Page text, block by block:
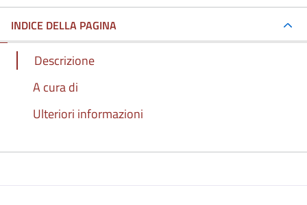
INDICE DELLA PAGINA
Descrizione
A cura di
Ulteriori informazioni